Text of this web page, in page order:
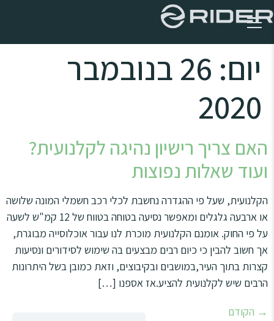
סמן כותרות
settings צבע רקע
zoom_out זום (הקטנה)
הקטנת גופן
add_circle_outline הגדלת גופן
spellcheck גופן קריא
brightness_high ניגודיות בהירה
ניגודיות כהה
format_underlined הוסף קו תחתון לקישורים
font_download סמן קישורים
יום:
26 בנובמבר
2020
האם צריך רישיון נהיגה לקלנועית?
ועוד שאלות נפוצות
הקלנועית, שעל פי ההגדרה נחשבת לכלי רכב חשמלי המונה שלושה
או ארבעה גלגלים ומאפשר נסיעה בטוחה בטווח של 12 קמ"ש לשעה
על פי החוק. אומנם הקלנועית מוכרת לנו עבור אוכלוסייה מבוגרת,
אך חשוב להבין כי כיום רבים מבצעים בה שימוש לסידורים ונסיעות
קצרות בתוך העיר,במושבים ובקיבוצים, וזאת כמובן בשל היתרונות
הרבים שיש לקלנועית להציע.אז אספנו […]
→ הקודם